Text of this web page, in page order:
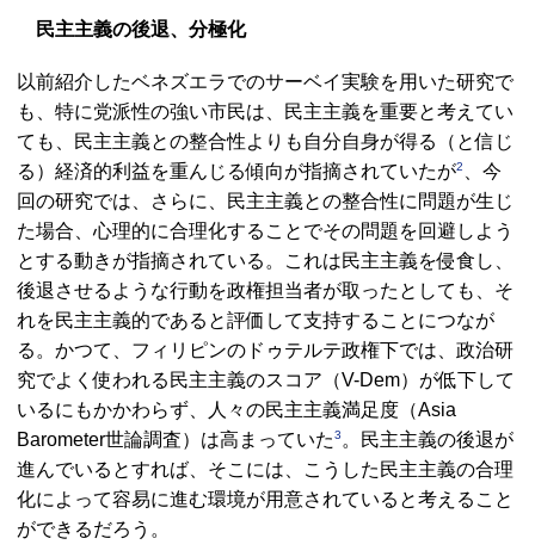
民主主義の後退、分極化
以前紹介したベネズエラでのサーベイ実験を用いた研究で
も、特に党派性の強い市民は、民主主義を重要と考えてい
ても、民主主義との整合性よりも自分自身が得る（と信じ
る）経済的利益を重んじる傾向が指摘されていたが2
、今
回の研究では、さらに、民主主義との整合性に問題が生じ
た場合、心理的に合理化することでその問題を回避しよう
とする動きが指摘されている。これは民主主義を侵食し、
後退させるような行動を政権担当者が取ったとしても、そ
れを民主主義的であると評価して支持することにつなが
る。かつて、フィリピンのドゥテルテ政権下では、政治研
究でよく使われる民主主義のスコア（V-Dem）が低下して
いるにもかかわらず、人々の民主主義満足度（Asia
Barometer世論調査）は高まっていた3 。民主主義の後退が
進んでいるとすれば、そこには、こうした民主主義の合理
化によって容易に進む環境が用意されていると考えること
ができるだろう。